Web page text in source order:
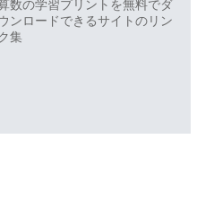
数の学習プリントを無料でダ
ンロードできるサイトのリン
集